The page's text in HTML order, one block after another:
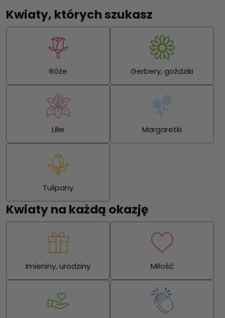
Kwiaty, których szukasz
Róże Gerbery, goździki
Lilie Margaretki
Tulipany
Kwiaty na każdą okazję
Imieniny, urodziny Miłość